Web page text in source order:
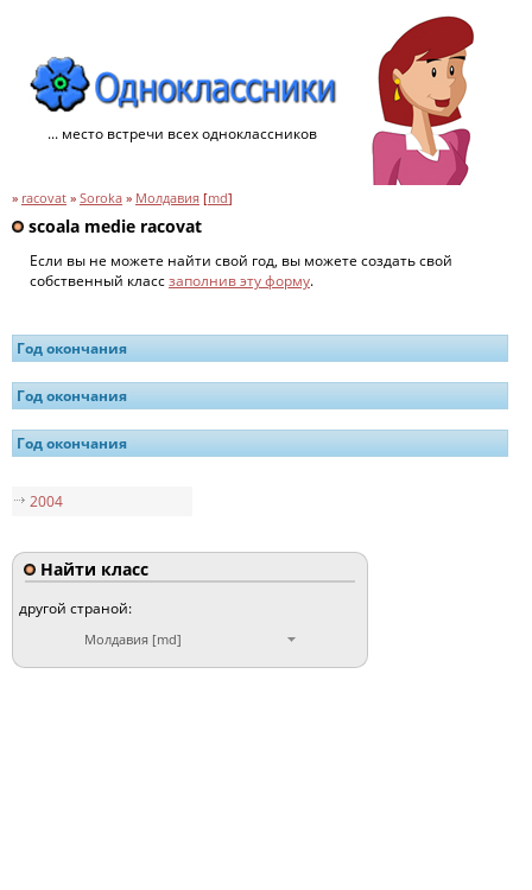
... место встречи всех одноклассников
» racovat » Soroka » Молдавия [md]
scoala medie racovat
Если вы не можете найти свой год, вы можете создать свой
собственный классзаполнив эту форму.
Год окончания
Год окончания
Год окончания
2004
Найти класс
другой страной:
Молдавия [md]